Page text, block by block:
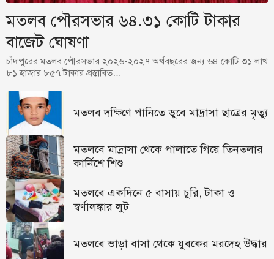
মতলব পৌরসভার ৬৪.৩১ কোটি টাকার
বাজেট ঘোষণা
চাঁদপুরের মতলব পৌরসভার ২০২৬-২০২৭ অর্থবছরের জন্য ৬৪ কোটি ৩১ লাখ
৮১ হাজার ৮৫৭ টাকার প্রস্তাবিত…
মতলব দক্ষিণে পানিতে ডুবে মাদ্রাসা ছাত্রের মৃত্যু
মতলবে মাদ্রাসা থেকে পালাতে গিয়ে তিনতলার
কার্নিশে শিশু
মতলবে একদিনে ৫ বাসায় চুরি, টাকা ও
স্বর্ণালঙ্কার লুট
মতলবে ভাড়া বাসা থেকে যুবকের মরদেহ উদ্ধার